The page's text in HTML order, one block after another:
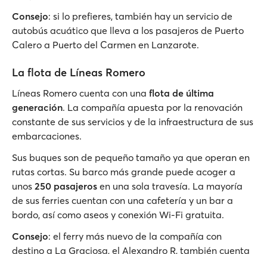
Consejo: si lo prefieres, también hay un servicio de
autobús acuático que lleva a los pasajeros de Puerto
Calero a Puerto del Carmen en Lanzarote.
La flota de Líneas Romero
Líneas Romero cuenta con una flota de última
generación. La compañía apuesta por la renovación
constante de sus servicios y de la infraestructura de sus
embarcaciones.
Sus buques son de pequeño tamaño ya que operan en
rutas cortas. Su barco más grande puede acoger a
unos 250 pasajeros en una sola travesía. La mayoría
de sus ferries cuentan con una cafetería y un bar a
bordo, así como aseos y conexión Wi-Fi gratuita.
Consejo: el ferry más nuevo de la compañía con
destino a La Graciosa, el Alexandro R, también cuenta